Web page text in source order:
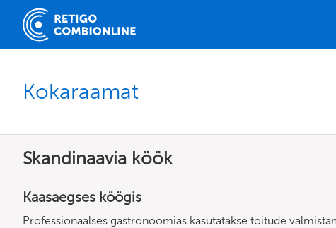
Kokaraamat
Skandinaavia köök
Kaasaegses köögis
Professionaalses gastronoomias kasutatakse toitude